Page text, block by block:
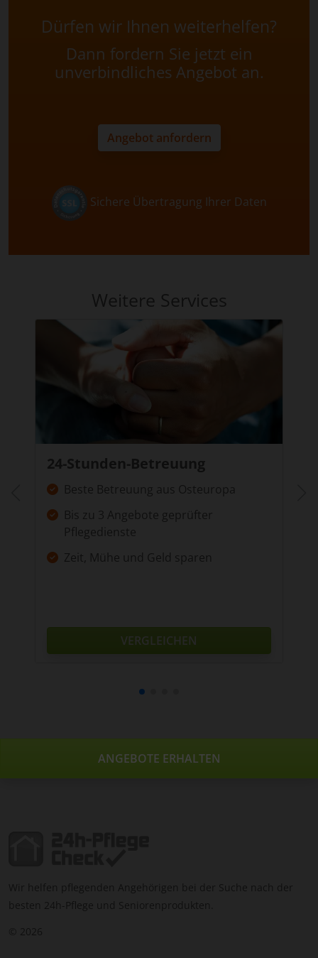
Dürfen wir Ihnen weiterhelfen?
Dann fordern Sie jetzt ein
unverbindliches Angebot an.
Angebot anfordern
Sichere Übertragung Ihrer Daten
Weitere Services
24-Stunden-Betreuung
Beste Betreuung aus Osteuropa
Bis zu 3 Angebote geprüfter
Pflegedienste
Zeit, Mühe und Geld sparen
VERGLEICHEN
ANGEBOTE ERHALTEN
Wir helfen pflegenden Angehörigen bei der Suche nach der
besten 24h-Pflege und Seniorenprodukten.
© 2026